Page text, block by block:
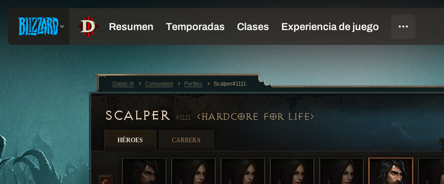
SCALPER #1111 HARDCORE FOR LIFE
HÉROES CARRERA
Diablo III Comunidad Perfiles Scalper#1111